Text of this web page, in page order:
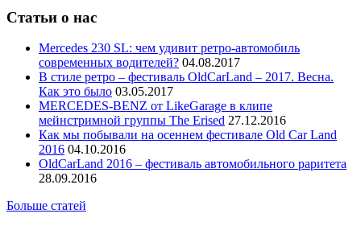
Статьи о нас
Mercedes 230 SL: чем удивит ретро-автомобиль
современных водителей? 04.08.2017
В стиле ретро – фестиваль OldCarLand – 2017. Весна.
Как это было 03.05.2017
MERCEDES-BENZ от LikeGarage в клипе
мейнстримной группы The Erised 27.12.2016
Как мы побывали на осеннем фестивале Old Car Land
2016 04.10.2016
OldCarLand 2016 – фестиваль автомобильного раритета
28.09.2016
Больше статей